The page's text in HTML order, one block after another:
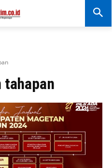
SEPUTAR JATIM
Portal Informasi Dan
tahapan